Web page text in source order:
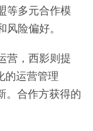
等多元合作模
险偏好。
营，西影则提
的运营管理
。合作方获得的